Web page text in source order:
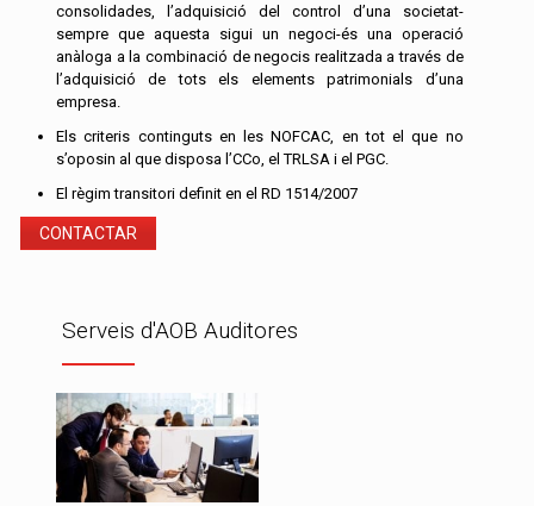
consolidades, l’adquisició del control d’una societat-
sempre que aquesta sigui un negoci-és una operació
anàloga a la combinació de negocis realitzada a través de
l’adquisició de tots els elements patrimonials d’una
empresa.
Els criteris continguts en les NOFCAC, en tot el que no
s’oposin al que disposa l’CCo, el TRLSA i el PGC.
El règim transitori definit en el RD 1514/2007
CONTACTAR
Serveis d'AOB Auditores